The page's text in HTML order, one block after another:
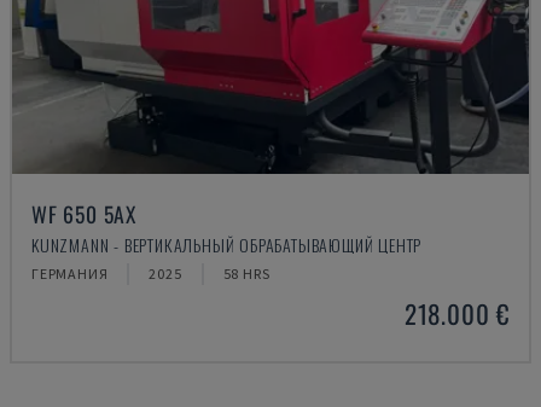
WF 650 5AX
KUNZMANN - ВЕРТИКАЛЬНЫЙ ОБРАБАТЫВАЮЩИЙ ЦЕНТР
ГЕРМАНИЯ 2025 58 HRS
218.000 €